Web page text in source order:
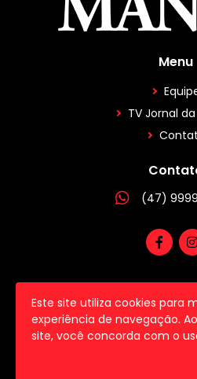
Este site utiliza cookies para
experiência de navegação.
site, você concorda com o
Menu
TV Jornal
(47)
2026 © Todos os